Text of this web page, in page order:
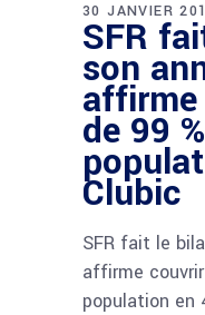
30 JANVIER
SFR
son
de 99
Clubic
SFR fait le
affirme
population en